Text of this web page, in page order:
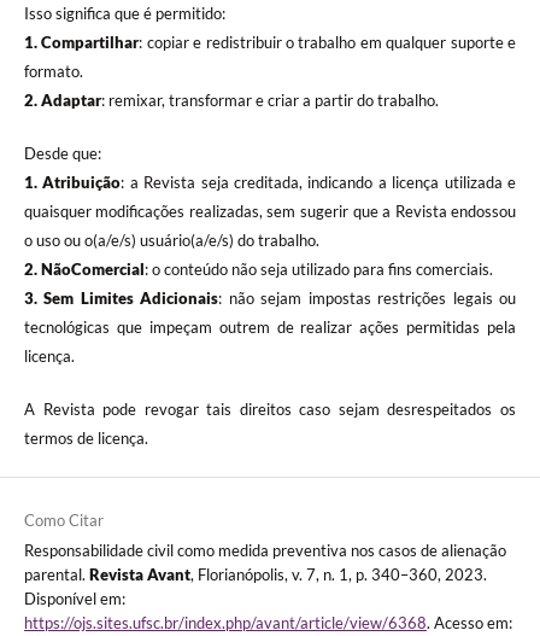
Isso significa que é permitido:
1. Compartilhar: copiar e redistribuir o trabalho em qualquer suporte e
formato.
2. Adaptar: remixar, transformar e criar a partir do trabalho.
Desde que:
1. Atribuição: a Revista seja creditada, indicando a licença utilizada e
quaisquer modificações realizadas, sem sugerir que a Revista endossou
o uso ou o(a/e/s) usuário(a/e/s) do trabalho.
2. NãoComercial: o conteúdo não seja utilizado para fins comerciais.
3.Sem Limites Adicionais: não sejam impostas restrições legais ou
tecnológicas que impeçam outrem de realizar ações permitidas pela
licença.
A Revista pode revogar tais direitos caso sejam desrespeitados os
termos de licença.
Como Citar
Responsabilidade civil como medida preventiva nos casos de alienação
parental. Revista Avant, Florianópolis, v. 7, n. 1, p. 340–360, 2023.
Disponível em:
https://ojs.sites.ufsc.br/index.php/avant/article/view/6368. Acesso em: